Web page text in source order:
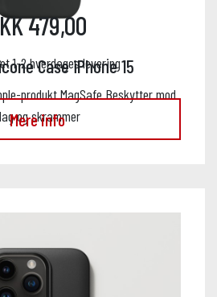
Case iPhone 15
produkt MagSafe Beskytter mod
og skrammer
479,00
1-2 hverdages levering
Mere info